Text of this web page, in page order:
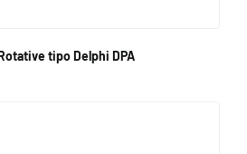
tipo Delphi DPA